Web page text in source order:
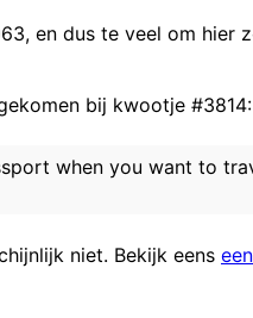
is , kon het niet zwemmen
nog niet bekend van TV
wie watt bewaart krijgt stroom
waarop ´n boer het doet
en dus te veel om hier
bij kwootje #3814:
when you want to
niet. Bekijk eens